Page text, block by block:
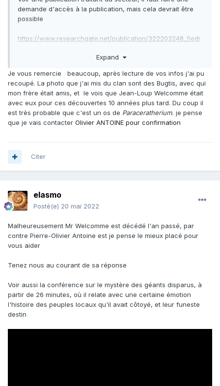
demande d'accès à la publication, mais cela devrait être
possible
https://www.researchgate.net/publication/322203248_Sedi
hi_Gaj_Central_Sulaiman_Range_Pakistan
En tout cas cela se situe en plein dans la zone
géographique, où ont étés trouvés d'autres restes de
grandes à savoir leParaceratherium, (anciennement appelé
Baluchitherium)
https://fr.wikipedia.org/wiki/Paraceratherium
D. Franceschi, L.
remains of the baluchithere Paraceratherium bugtiense
Pakistan», Journal of Asian Earth
Sciences, vol.24, n 1,‎ 2004 , p.71–
77 (DOI
correspondre à d'autres animaux de grandes tailles comme
les proboscidiens
Essayez de contacter Pierre Olivier ANTOINE qui pourra
Expand
Je vous remercie beaucoup, après lecture de vos infos j'ai pu
recoupé. La photo que j'ai mis du clan sont des Bugtis, avec qui
mon frère était amis, et le vois que Jean-Loup Welcomme était
avec eux pour ces découvertes 10 années plus tard. Du coup il
est très probable que c'est un os de Paraceratherium. je pense
que je vais contacter Olivier ANTOINE pour confirmation
Citer
elasmo
Posté(e) 20 mai 2022
Malheureusement Mr Welcomme est décédé l'an passé, par
contre Pierre-Olivier Antoine est je pense le mieux placé pour
vous aider
Tenez nous au courant de sa réponse
Voir aussi la conférence sur le mystère des géants disparus, à
partir de 26 minutes, où il relate avec une certaine émotion
l'histoire des peuples locaux qu'il avait côtoyé, et leur funeste
destin